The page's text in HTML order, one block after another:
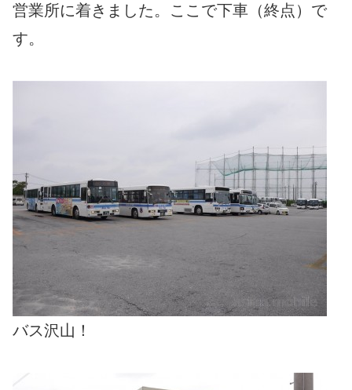
営業所に着きました。ここで下車（終点）で
す。
バス沢山！